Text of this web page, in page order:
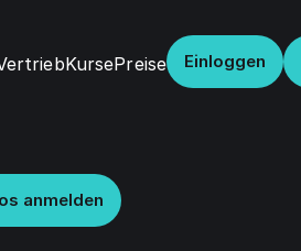
KursePreise Einloggen
anmelden